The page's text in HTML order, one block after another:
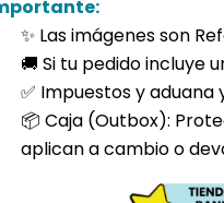
✨ Las imágenes son
🚚 Si tu pedido incluye
✅ Impuestos y aduana
📦 Caja (Outbox):
aplican a cambio o